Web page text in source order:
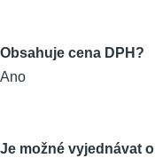
Obsahuje cena DPH?
Ano
Je možné vyjednávat o